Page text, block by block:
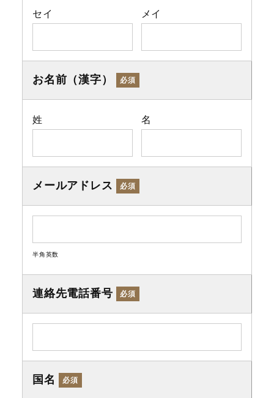
セイ メイ
お名前（漢字） 必須
姓 名
メールアドレス 必須
半角英数
連絡先電話番号 必須
国名 必須